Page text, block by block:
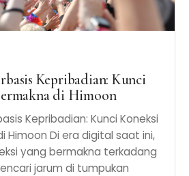
Kepribadian: Kunci
di Himoon
Kepribadian: Kunci Koneksi
Himoon Di era digital saat ini,
yang bermakna terkadang
jarum di tumpukan